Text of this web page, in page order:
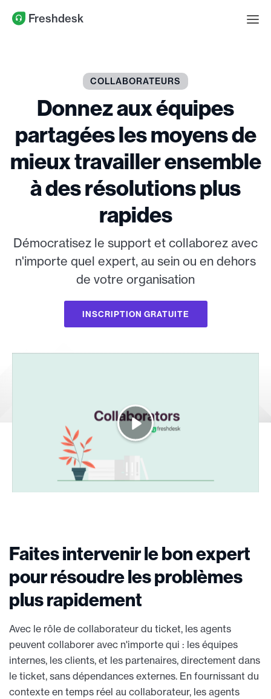
Freshdesk
COLLABORATEURS
Donnez aux équipes
partagées les moyens de
mieux travailler ensemble
à des résolutions plus
rapides
Démocratisez le support et collaborez avec
n'importe quel expert, au sein ou en dehors
de votre organisation
INSCRIPTION GRATUITE
Faites intervenir le bon expert
pour résoudre les problèmes
plus rapidement
Avec le rôle de collaborateur du ticket, les agents
peuvent collaborer avec n'importe qui : les équipes
internes, les clients, et les partenaires, directement dans
le ticket, sans dépendances externes. En fournissant du
contexte en temps réel au collaborateur, les agents